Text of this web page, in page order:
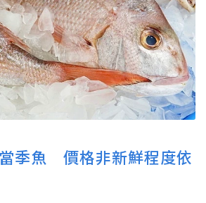
季魚 價格非新鮮程度依